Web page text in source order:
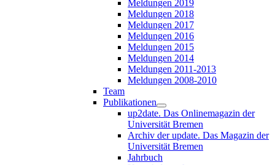
Meldungen 2019
Meldungen 2018
Meldungen 2017
Meldungen 2016
Meldungen 2015
Meldungen 2014
Meldungen 2011-2013
Meldungen 2008-2010
Team
Publikationen
up2date. Das Onlinemagazin der
Universität Bremen
Archiv der update. Das Magazin der
Universität Bremen
Jahrbuch